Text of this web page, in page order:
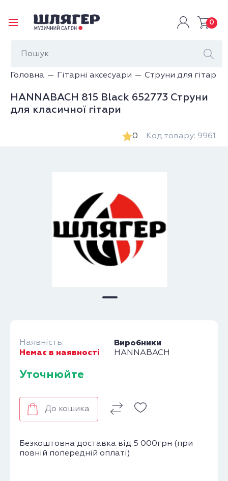
0
Головна Гітарні аксесуари Струни для гітар
HANNABACH 815 Black 652773 Струни
для класичної гітари
0 Код товару: 9961
Наявність:
Немає в наявності
Виробники
HANNABACH
Уточнюйте
До кошика
Безкоштовна доставка від 5 000грн (при
повній попередній оплаті)